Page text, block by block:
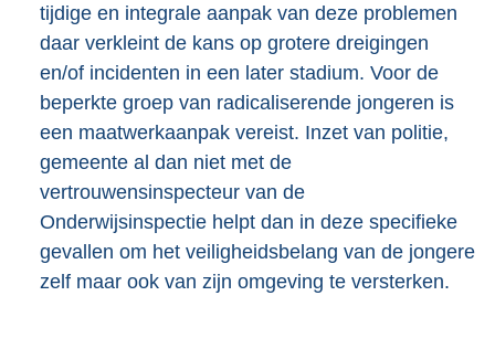
tijdige en integrale aanpak van deze problemen
daar verkleint de kans op grotere dreigingen
en/of incidenten in een later stadium. Voor de
beperkte groep van radicaliserende jongeren is
een maatwerkaanpak vereist. Inzet van politie,
gemeente al dan niet met de
vertrouwensinspecteur van de
Onderwijsinspectie helpt dan in deze specifieke
gevallen om het veiligheidsbelang van de jongere
zelf maar ook van zijn omgeving te versterken.